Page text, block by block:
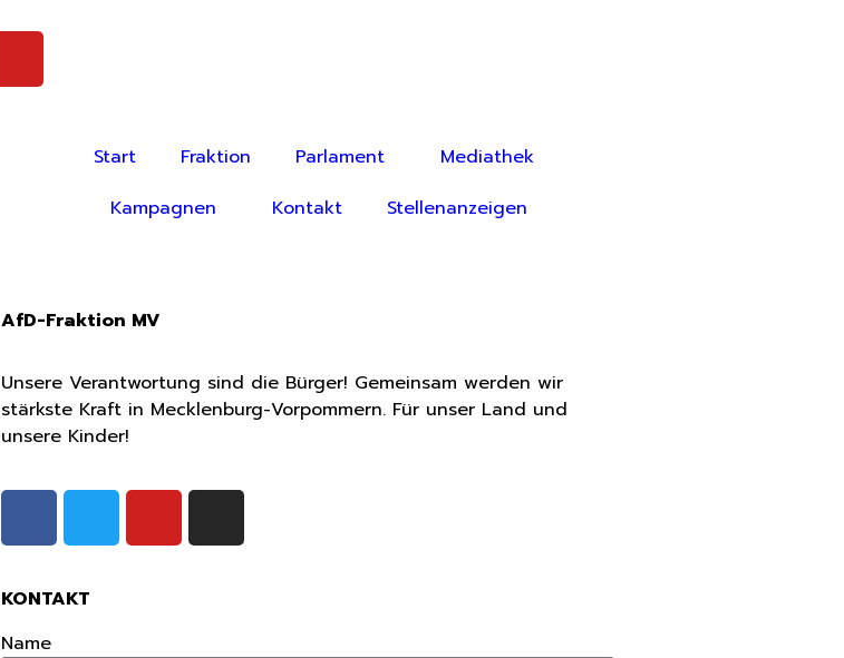
Start Fraktion Parlament
Mediathek
Kampagnen
Kontakt Stellenanzeigen
AfD-Fraktion MV
Unsere Verantwortung sind die Bürger! Gemeinsam werden wir
stärkste Kraft in Mecklenburg-Vorpommern. Für unser Land und
unsere Kinder!
KONTAKT
Name